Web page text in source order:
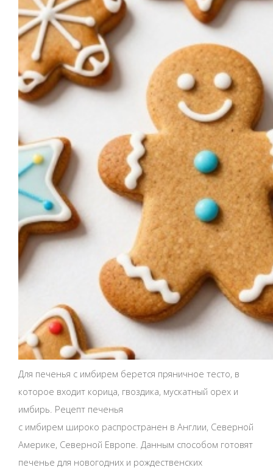
Для печенья с имбирем берется пряничное тесто, в
которое входит корица, гвоздика, мускатный орех и
имбирь. Рецепт печенья
с имбирем широко распространен в Англии, Северной
Америке, Северной Европе. Данным способом готовят
печенье для новогодних и рождественских